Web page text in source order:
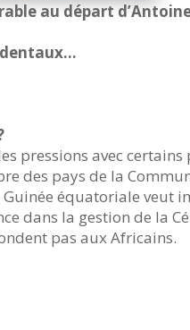
au départ
pressions avec
des pays de la
équatoriale veut
dans la gestion de la
pas aux Africains.